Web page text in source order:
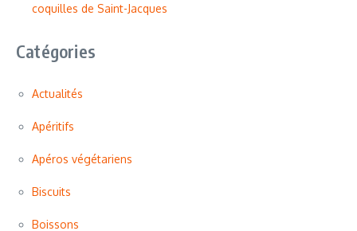
coquilles de Saint-Jacques
Catégories
Actualités
Apéritifs
Apéros végétariens
Biscuits
Boissons